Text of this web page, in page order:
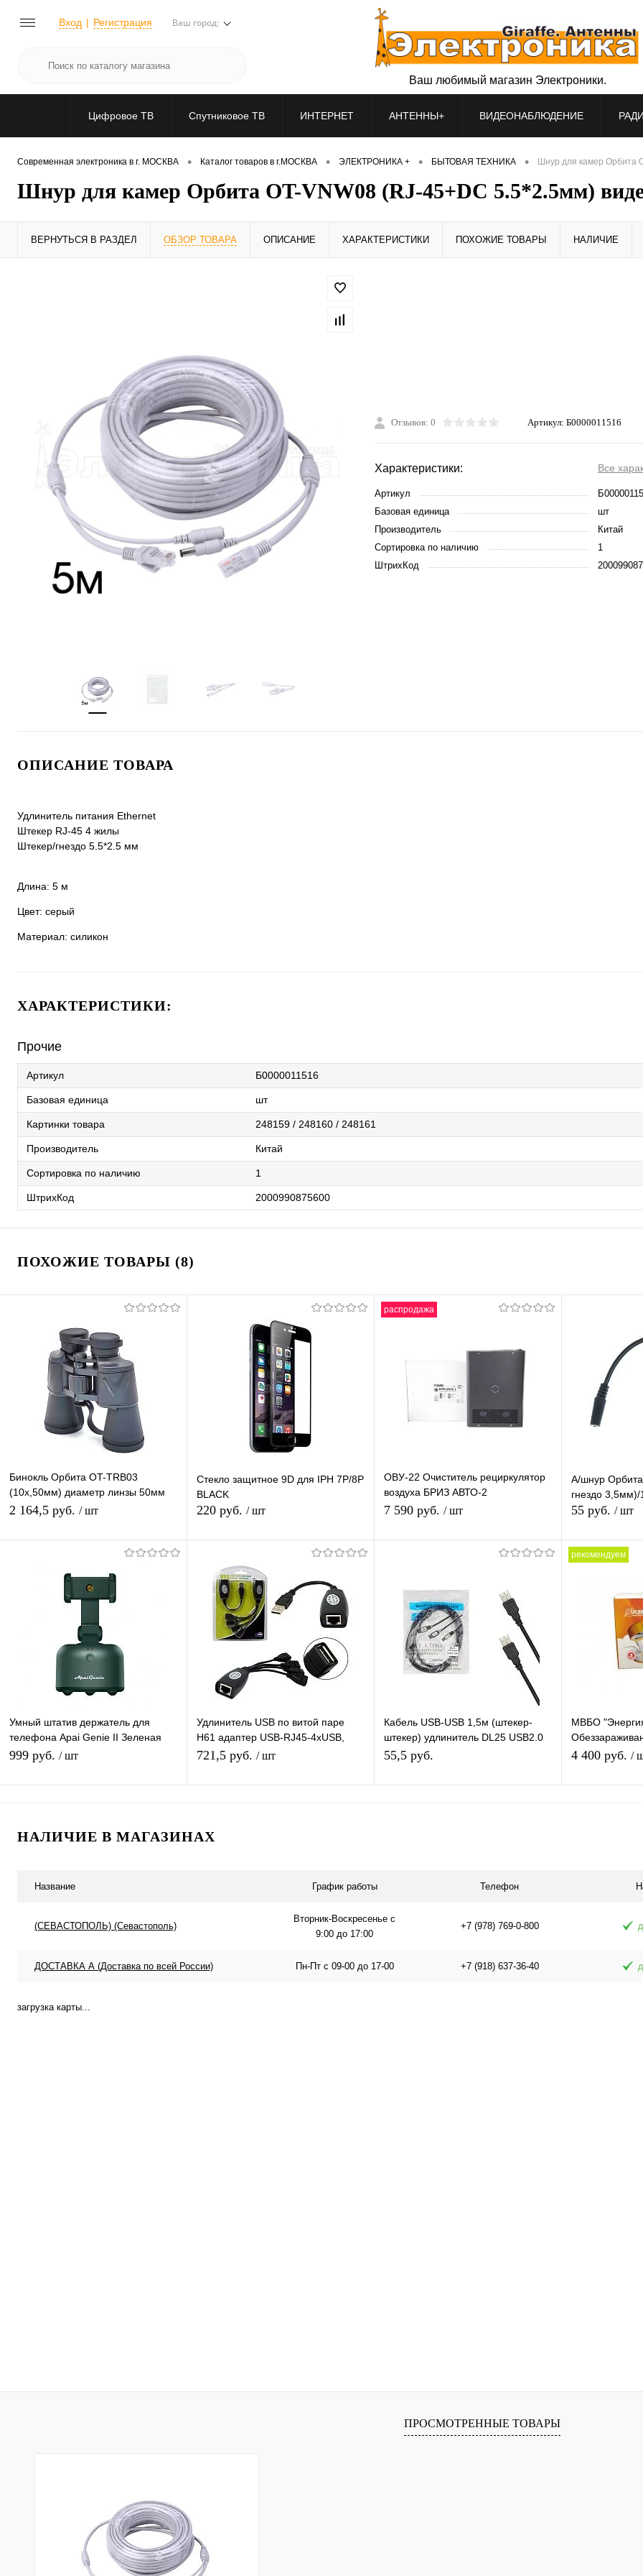
Вход Регистрация Ваш город:
Ваш любимый магазин Электроники.
Цифровое ТВ Спутниковое ТВ ИНТЕРНЕТ АНТЕННЫ+ ВИДЕОНАБЛЮДЕНИЕ
Современная электроника в г. МОСКВА • Каталог товаров в г.МОСКВА • ЭЛЕКТРОНИКА + • БЫТОВАЯ ТЕХНИКА • Шнур для камер Орбита
Шнур для камер Орбита OT-VNW08 (RJ-45+DC 5.5*2.5мм)
ВЕРНУТЬСЯ В РАЗДЕЛ ОБЗОР ТОВАРА ОПИСАНИЕ ХАРАКТЕРИСТИКИ ПОХОЖИЕ ТОВАРЫ НАЛИЧИЕ
Отзывов: 0 Артикул: Б0000011516
Характеристики: Все
Артикул
Базовая единица
шт
Производитель
Китай
Сортировка по наличию
1
ШтрихКод
ОПИСАНИЕ ТОВАРА
Удлинитель питания Ethernet
Штекер RJ-45 4 жилы
Штекер/гнездо 5.5*2.5 мм
Длина: 5 м
Цвет: серый
Материал: силикон
ХАРАКТЕРИСТИКИ:
Прочие
Артикул Б0000011516
Базовая единица шт
Картинки товара 248159 / 248160 / 248161
Производитель Китай
Сортировка по наличию 1
ШтрихКод 2000990875600
ПОХОЖИЕ ТОВАРЫ (8)
Бинокль Орбита OT-TRB03
(10x,50мм) диаметр линзы 50мм
увеличение 10X, материал
2 164,5 руб. / шт
Купить в 1 клик
В избранное
Стекло защитное 9D для IPH 7P/8P
BLACK
220 руб. / шт
Купить в 1 клик К сравнению
В избранное В наличии
распродажа
ОВУ-22 Очиститель рециркулятор
воздуха БРИЗ АВТО-2
Ультрафиолетовый Бактерицидный
7 590 руб. / шт
Купить в 1 клик К сравнению
В избранное В наличии
А/шнур
гнездо
55 руб. / шт
Купить в 1
В избранное
Умный штатив держатель для
телефона Apai Genie II Зеленая
вращающаяся панорамная
999 руб. / шт
Удлинитель USB по витой паре
H61 адаптер USB-RJ45-4xUSB,
удлинитель USB данных c хабом
721,5 руб. / шт
Кабель USB-USB 1,5м (штекер-
штекер) удлинитель DL25 USB2.0
M/M с фильтром 1,5м черный
55,5 руб.
рекомендуем
МВБО
мини-солярий
4 400 руб. /
НАЛИЧИЕ В МАГАЗИНАХ
Название График работы Телефон
(СЕВАСТОПОЛЬ) (Севастополь)
Вторник-Воскресенье с
9:00 до 17:00
+7 (978) 769-0-800
ДОСТАВКА А (Доставка по всей России) Пн-Пт с 09-00 до 17-00 +7 (918) 637-36-40
загрузка карты...
ПРОСМОТРЕННЫЕ ТОВАРЫ